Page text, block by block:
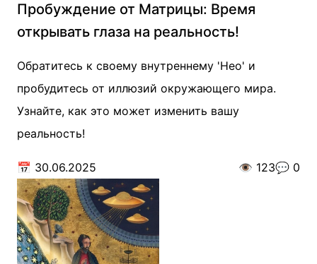
Пробуждение от Матрицы: Время
открывать глаза на реальность!
Обратитесь к своему внутреннему 'Нео' и
пробудитесь от иллюзий окружающего мира.
Узнайте, как это может изменить вашу
реальность!
📅 30.06.2025 👁️ 123💬 0